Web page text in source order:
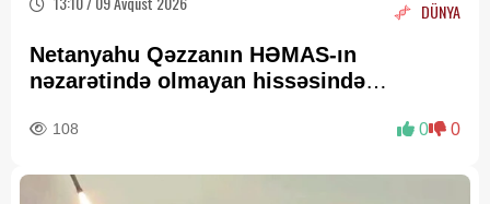
DÜNYA
Netanyahu Qəzzanın HƏMAS-ın
nəzarətində olmayan hissəsində
108 0 0